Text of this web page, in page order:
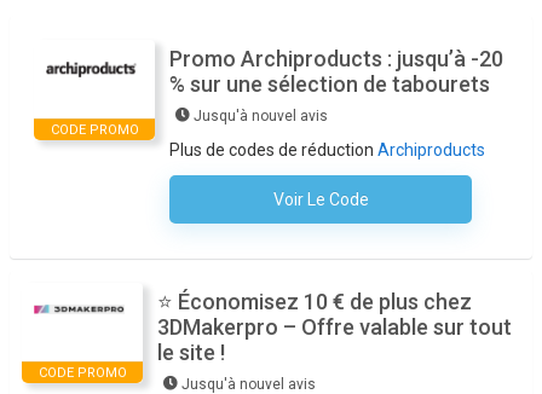
CODE PROMO
Promo Archiproducts : jusqu’à -20
% sur une sélection de tabourets
Jusqu'à nouvel avis
Plus de codes de réduction Archiproducts
Voir Le Code
Aucun Code N'est Nécessaire
CODE PROMO
⭐ Économisez 10 € de plus chez
3DMakerpro – Offre valable sur tout
le site !
Jusqu'à nouvel avis